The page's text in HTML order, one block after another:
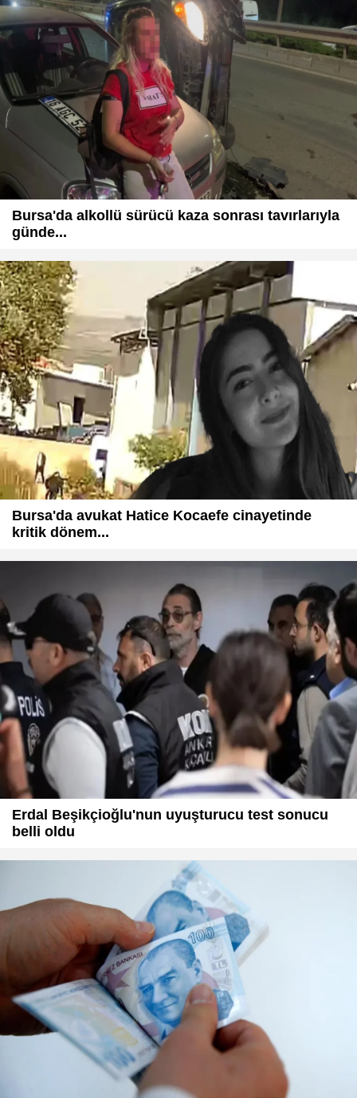
Bursa'da alkollü sürücü kaza sonrası tavırlarıyla
günde...
Bursa'da avukat Hatice Kocaefe cinayetinde
kritik dönem...
Erdal Beşikçioğlu'nun uyuşturucu test sonucu
belli oldu